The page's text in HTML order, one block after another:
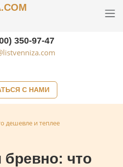
С НАМИ
350-97-47
дешевле и теплее
бревно: что